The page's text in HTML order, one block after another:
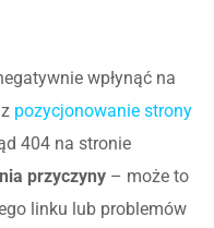
wpłynąć na
pozycjonowanie strony
404 na stronie
przyczyny – może to
linku lub problemów